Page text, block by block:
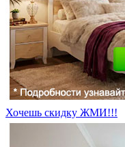
Хочешь скидку ЖМИ!!!